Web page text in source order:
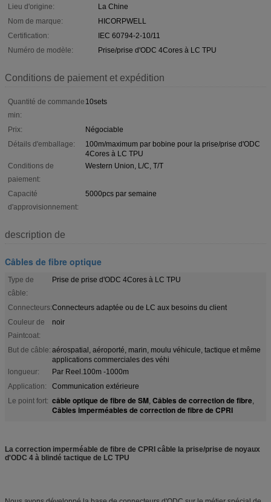
Lieu d'origine:
La Chine
Nom de marque:
HICORPWELL
Certification:
IEC 60794-2-10/11
Numéro de modèle:
Prise/prise d'ODC 4Cores à LC TPU
Conditions de paiement et expédition
Quantité de commande
min:
10sets
Prix:
Négociable
Détails d'emballage:
100m/maximum par bobine pour la prise/prise d'ODC
4Cores à LC TPU
Conditions de
paiement:
Western Union, L/C, T/T
Capacité
d'approvisionnement:
5000pcs par semaine
description de
Câbles de fibre optique
Type de
câble:
Prise de prise d'ODC 4Cores à LC TPU
Connecteurs:Connecteurs adaptée ou de LC aux besoins du client
Couleur de
Paintcoat:
noir
But de câble: aérospatial, aéroporté, marin, moulu véhicule, tactique et même
applications commerciales des véhi
longueur:
Par Reel.100m -1000m
Application:
Communication extérieure
Le point fort: câble optique de fibre de SM, Câbles de correction de fibre,
Câbles imperméables de correction de fibre de CPRI
La correction imperméable de fibre de CPRI câble la prise/prise de noyaux
d'ODC 4 à blindé tactique de LC TPU